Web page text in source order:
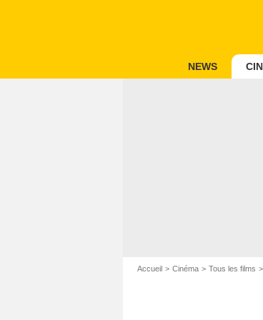
NEWS
Accueil Cinéma Tous les films